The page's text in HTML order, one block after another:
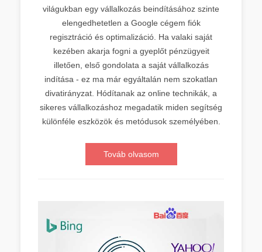
világukban egy vállalkozás beindításához szinte
elengedhetetlen a Google cégem fiók
regisztráció és optimalizáció. Ha valaki saját
kezében akarja fogni a gyeplőt pénzügyeit
illetően, első gondolata a saját vállalkozás
indítása - ez ma már egyáltalán nem szokatlan
divatirányzat. Hódítanak az online technikák, a
sikeres vállalkozáshoz megadatik miden segítség
különféle eszközök és metódusok személyében.
Továb olvasom